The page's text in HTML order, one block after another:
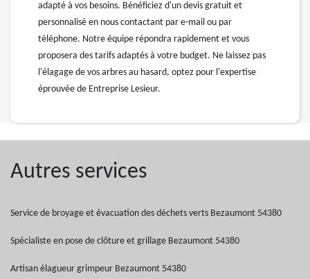
adapté à vos besoins. Bénéficiez d'un devis gratuit et
personnalisé en nous contactant par e-mail ou par
téléphone. Notre équipe répondra rapidement et vous
proposera des tarifs adaptés à votre budget. Ne laissez pas
l'élagage de vos arbres au hasard, optez pour l'expertise
éprouvée de Entreprise Lesieur.
Autres services
Service de broyage et évacuation des déchets verts Bezaumont 54380
Spécialiste en pose de clôture et grillage Bezaumont 54380
Artisan élagueur grimpeur Bezaumont 54380